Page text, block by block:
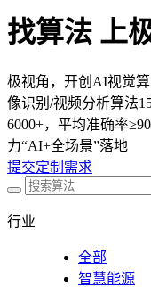
找算法 上
极视角，开创AI视觉
像识别/视频分析算法
6000+，平均准确率
力“AI+全场景”落地
提交定制需求
行业
全部
智慧能源